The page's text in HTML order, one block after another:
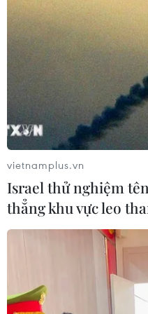
tổng số tiền hơn 1 tỷ đồng.
Quảng Ngãi tháo
dựng trái phép trên
vietnamplus.vn
Israel thử nghiệm
thẳng khu vực leo